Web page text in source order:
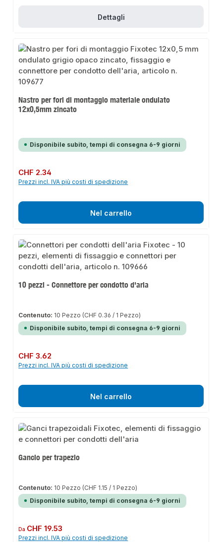
Dettagli
Nastro per fori di montaggio materiale ondulato
12x0,5mm zincato
Disponibile subito, tempi di consegna 6-9 giorni
Prezzo normale:
CHF 2.34
Prezzi incl. IVA più costi di spedizione
Nel carrello
10 pezzi - Connettore per condotto d'aria
Contenuto: 10 Pezzo (CHF 0.36 / 1 Pezzo)
Disponibile subito, tempi di consegna 6-9 giorni
Prezzo normale:
CHF 3.62
Prezzi incl. IVA più costi di spedizione
Nel carrello
Gancio per trapezio
Contenuto: 10 Pezzo (CHF 1.15 / 1 Pezzo)
Disponibile subito, tempi di consegna 6-9 giorni
Prezzo normale:
Da CHF 19.53
Prezzi incl. IVA più costi di spedizione